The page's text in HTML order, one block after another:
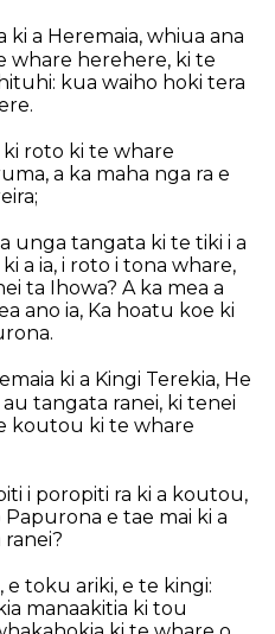
ki a Heremaia, whiua ana
whare herehere, ki te
kua waiho hoki tera
roto ki te whare
a ka maha nga ra e
unga tangata ki te tiki i a
a ia, i roto i tona whare,
ta Ihowa? A ka mea a
ano ia, Ka hoatu koe ki
ki a Kingi Terekia, He
tangata ranei, ki tenei
koutou ki te whare
i poropiti ra ki a koutou,
e tae mai ki a
e toku ariki, e te kingi:
manaakitia ki tou